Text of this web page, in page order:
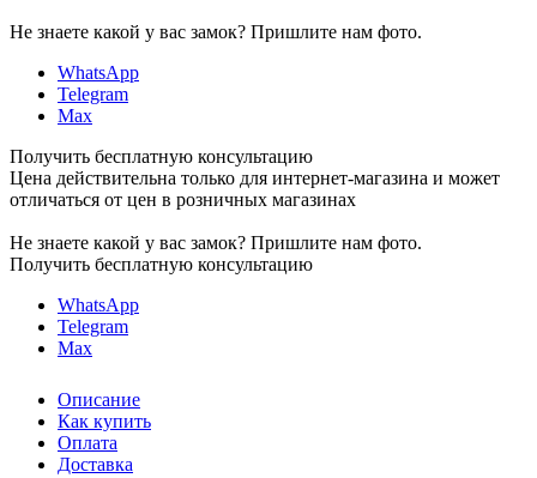
Не знаете какой у вас замок? Пришлите нам фото.
WhatsApp
Telegram
Max
Получить бесплатную консультацию
Цена действительна только для интернет-магазина и может
отличаться от цен в розничных магазинах
Не знаете какой у вас замок? Пришлите нам фото.
Получить бесплатную консультацию
WhatsApp
Telegram
Max
Описание
Как купить
Оплата
Доставка